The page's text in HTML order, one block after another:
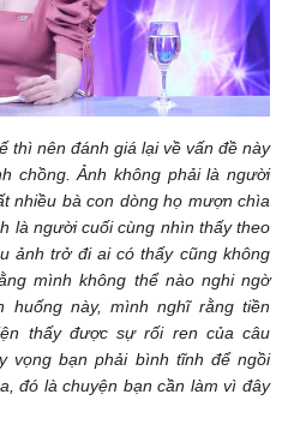
thì nên đánh giá lại về vấn đề này
chồng. Ảnh không phải là người
nhiều bà con dòng họ mượn chìa
là người cuối cùng nhìn thấy theo
ảnh trở đi ai có thấy cũng không
mình không thể nào nghi ngờ
huống này, mình nghĩ rằng tiền
thấy được sự rối ren của câu
vọng bạn phải bình tĩnh để ngồi
đó là chuyện bạn cần làm vì đây